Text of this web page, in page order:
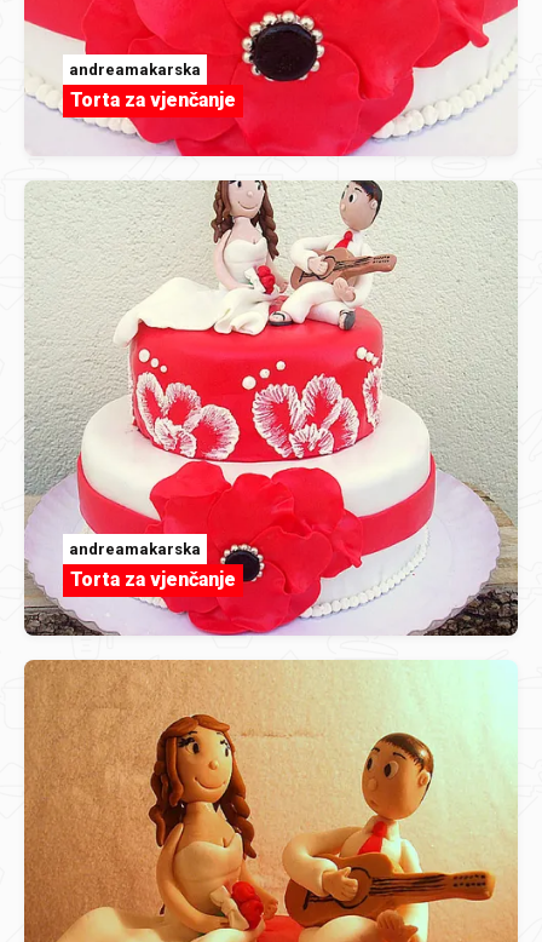
andreamakarska
Torta za vjenčanje
andreamakarska
Torta za vjenčanje